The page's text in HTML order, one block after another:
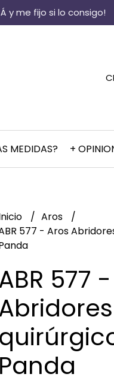
y me fijo si lo consigo!
MEDIDAS? +
Aros
577 - Aros
577
Panda